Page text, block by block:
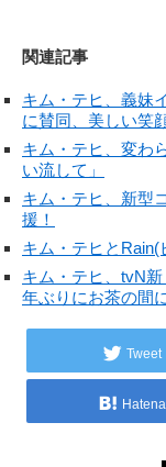
関連記事
キム・テヒ、義妹
に賛同、美しい笑
キム・テヒ、変わ
い流して」
キム・テヒ、新型
援！
キム・テヒとRain(
キム・テヒ、tvN
年ぶりにお茶の間
Tweet
Hatena